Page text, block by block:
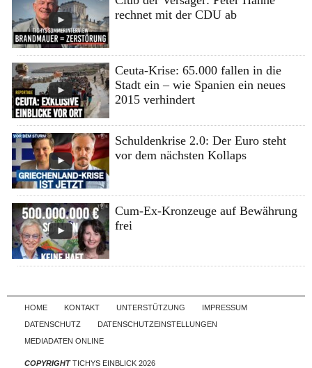
rechnet mit der CDU ab
Ceuta-Krise: 65.000 fallen in die
Stadt ein – wie Spanien ein neues
2015 verhindert
Schuldenkrise 2.0: Der Euro steht
vor dem nächsten Kollaps
Cum-Ex-Kronzeuge auf Bewährung
frei
Skip to content
HOME KONTAKT UNTERSTÜTZUNG
IMPRESSUM
DATENSCHUTZ
DATENSCHUTZEINSTELLUNGEN
MEDIADATEN ONLINE
COPYRIGHTTICHYS EINBLICK 2026